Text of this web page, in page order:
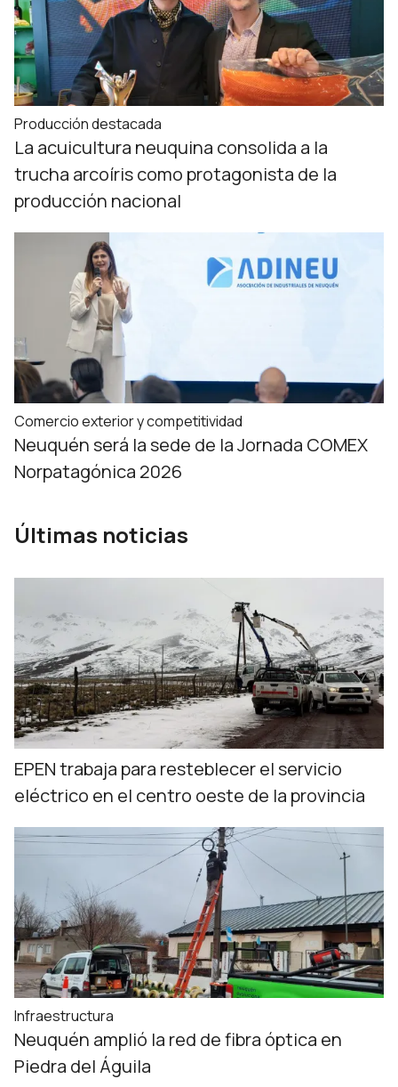
Producción destacada
La acuicultura neuquina consolida a la
trucha arcoíris como protagonista de la
producción nacional
Comercio exterior y competitividad
Neuquén será la sede de la Jornada COMEX
Norpatagónica 2026
Últimas noticias
EPEN trabaja para resteblecer el servicio
eléctrico en el centro oeste de la provincia
Infraestructura
Neuquén amplió la red de fibra óptica en
Piedra del Águila